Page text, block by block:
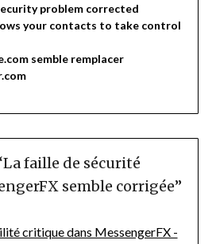
problem corrected
your contacts to take control
semble remplacer
La faille de sécurité
semble corrigée”
critique dans MessengerFX -